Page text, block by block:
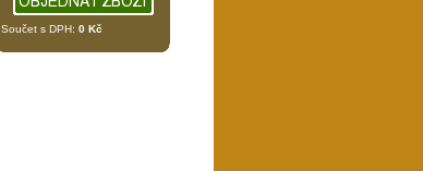
Součet s DPH: 0 Kč